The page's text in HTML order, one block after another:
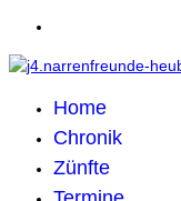
Home
Chronik
Zünfte